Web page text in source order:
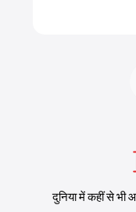
दुनिया में कहीं से